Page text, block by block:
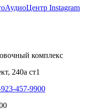
комплекс
240а ст1
457-9900